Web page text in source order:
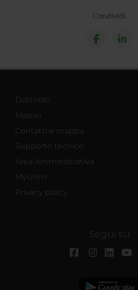
Condividi
Dottorati
Master
Contatti e mappa
Supporto tecnico
Area Amministrativa
MyUnivr
Privacy policy
Segui su